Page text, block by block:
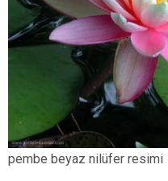
pembe beyaz nilüfer resimi